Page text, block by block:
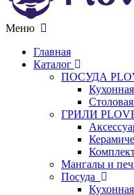
Меню
Главная
Каталог
ПОСУДА
ГРИЛИ
Мангалы и
Посуда